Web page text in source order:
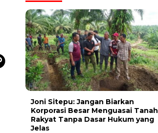
Joni Sitepu: Jangan Biarkan
Korporasi Besar Menguasai Tanah
Rakyat Tanpa Dasar Hukum yang
Jelas